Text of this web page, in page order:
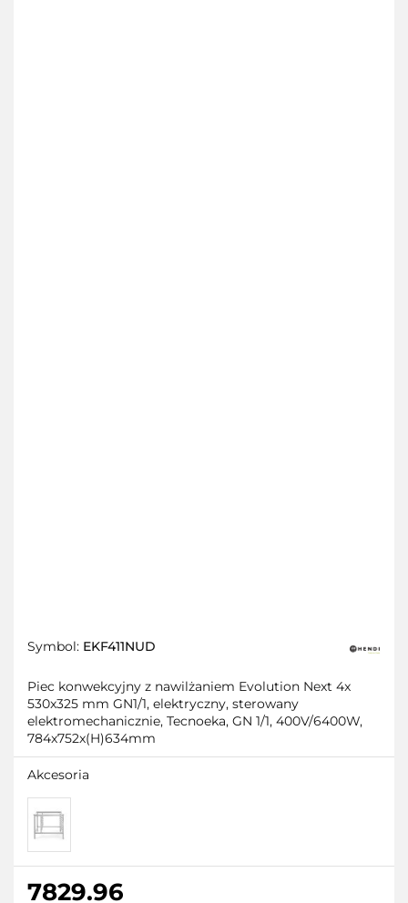
Symbol: EKF411NUD
Piec konwekcyjny z nawilżaniem Evolution Next 4x
530x325 mm GN1/1, elektryczny, sterowany
elektromechanicznie, Tecnoeka, GN 1/1, 400V/6400W,
784x752x(H)634mm
Akcesoria
7829.96